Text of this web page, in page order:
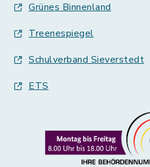
Grünes Binnenland
Treenespiegel
Schulverband Sieverstedt
ETS